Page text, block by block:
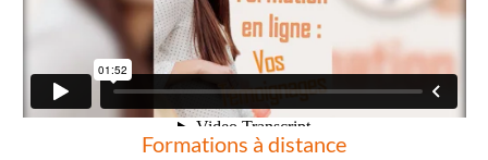
Formations à distance